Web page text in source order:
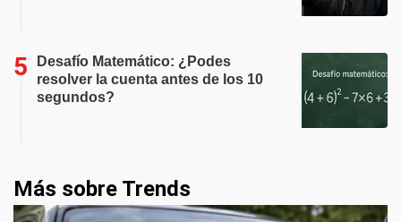
Desafío Matemático: ¿Podes
resolver la cuenta antes de los 10
segundos?
Más sobre Trends